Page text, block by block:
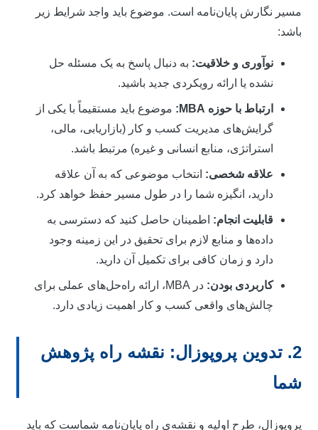
نگارش پایان‌نامه است. موضوع باید واجد شرایط زیر
نوآوری و خلاقیت:به دنبال پاسخ به یک مسئله حل
نشده یا ارائه رویکردی جدید باشید.
ارتباط با حوزه MBA:
موضوع باید مستقیماً با یکی از
گرایش‌های مدیریت کسب و کار (بازاریابی، مالی،
استراتژی، منابع انسانی و غیره) مرتبط باشد.
علاقه شخصی:انتخاب موضوعی که به آن علاقه
دارید، انگیزه شما را در طول مسیر حفظ خواهد کرد.
قابلیت انجام:اطمینان حاصل کنید که دسترسی به
داده‌ها و منابع لازم برای تحقیق در این زمینه وجود
دارد و زمان کافی برای تکمیل آن دارید.
کاربردی بودن:
در MBA، ارائه راه‌حل‌های عملی برای
چالش‌های واقعی کسب و کار اهمیت زیادی دارد.
2. تدوین پروپوزال: نقشه راه پژوهش
طرح اولیه و نقشه‌ی راه پایان‌نامه شماست که باید